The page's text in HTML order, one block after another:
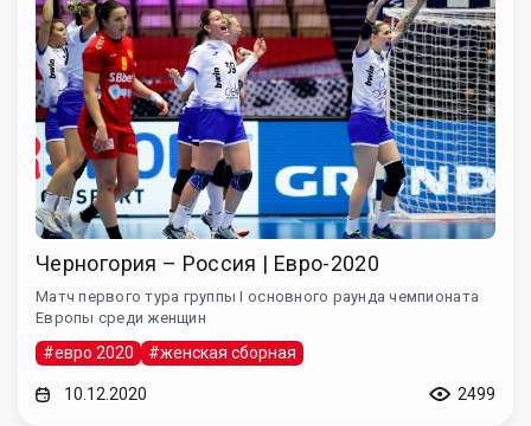
Черногория – Россия | Евро-2020
Матч первого тура группы I основного раунда чемпионата
Европы среди женщин
#евро 2020 #женская сборная
10.12.2020 2499